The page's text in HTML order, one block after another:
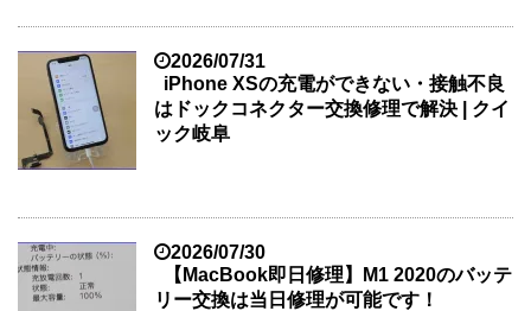
2026/07/31
iPhone XSの充電ができない・接触不良
はドックコネクター交換修理で解決 | クイ
ック岐阜
2026/07/30
【MacBook即日修理】M1 2020のバッテ
リー交換は当日修理が可能です！